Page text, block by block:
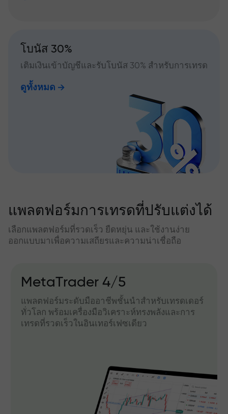
โบนัส 30%
เติมเงินเข้าบัญชีและรับโบนัส 30% สำหรับการเทรด
ดูทั้งหมด
แพลตฟอร์มการเทรดที่ปรับแต่งได้
เลือกแพลตฟอร์มที่รวดเร็ว ยืดหยุ่น และใช้งานง่าย
ออกแบบมาเพื่อความเสถียรและความน่าเชื่อถือ
MetaTrader 4/5
แพลตฟอร์มระดับมืออาชีพชั้นนำสำหรับเทรดเดอร์
ทั่วโลก พร้อมเครื่องมือวิเคราะห์ทรงพลังและการ
เทรดที่รวดเร็วในอินเทอร์เฟซเดียว